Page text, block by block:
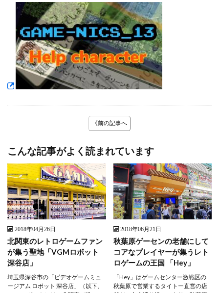
《前の記事へ
こんな記事がよく読まれています
2018年04月26日
北関東のレトロゲームファン
が集う聖地「VGMロボット
深谷店」
埼玉県深谷市の「ビデオゲームミュ
ージアム ロボット 深谷店」（以下、
2018年06月21日
秋葉原ゲーセンの老舗にして
コアなプレイヤーが集うレト
ロゲームの王国 「Hey」
「Hey」はゲームセンター激戦区の
秋葉原で営業するタイトー直営の店